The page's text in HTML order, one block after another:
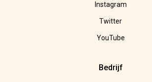
Instagram
Twitter
YouTube
Bedrijf